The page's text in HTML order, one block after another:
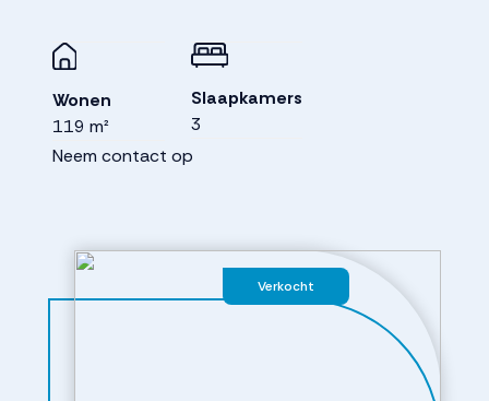
Verkocht
Wonen
119 m²
Slaapkamers
3
Neem contact op